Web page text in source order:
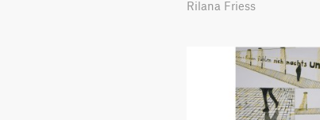
Rilana Friess